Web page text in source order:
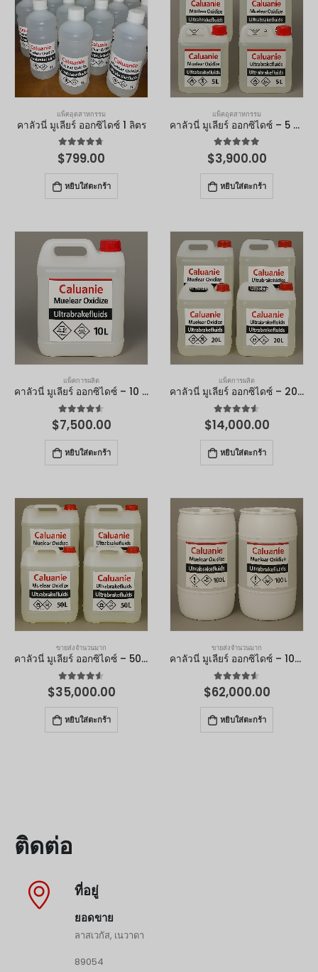
แพ็คอุตสาหกรรม
คาลัวนี่ มูเลียร์ ออกซิไดซ์ 1 ลิตร
4.67จาก 5
$799.00
หยิบใส่ตะกร้า
แพ็คอุตสาหกรรม
คาลัวนี่ มูเลียร์ ออกซิไดซ์ – 5 ลิตร
4.90จาก 5
$3,900.00
หยิบใส่ตะกร้า
แพ็คการผลิต
คาลัวนี่ มูเลียร์ ออกซิไดซ์ – 10 ลิตร
4.50จาก 5
$7,500.00
หยิบใส่ตะกร้า
แพ็คการผลิต
คาลัวนี่ มูเลียร์ ออกซิไดซ์ – 20 ลิตร
4.50จาก 5
$14,000.00
หยิบใส่ตะกร้า
ขายส่งจำนวนมาก
คาลัวนี่ มูเลียร์ ออกซิไดซ์ – 50 ลิตร
4.50จาก 5
$35,000.00
หยิบใส่ตะกร้า
ขายส่งจำนวนมาก
คาลัวนี่ มูเลียร์ ออกซิไดซ์ – 100 ลิตร
4.50จาก 5
$62,000.00
หยิบใส่ตะกร้า
ติดต่อ
ที่อยู่
ยอดขาย
ลาสเวกัส, เนวาดา
89054